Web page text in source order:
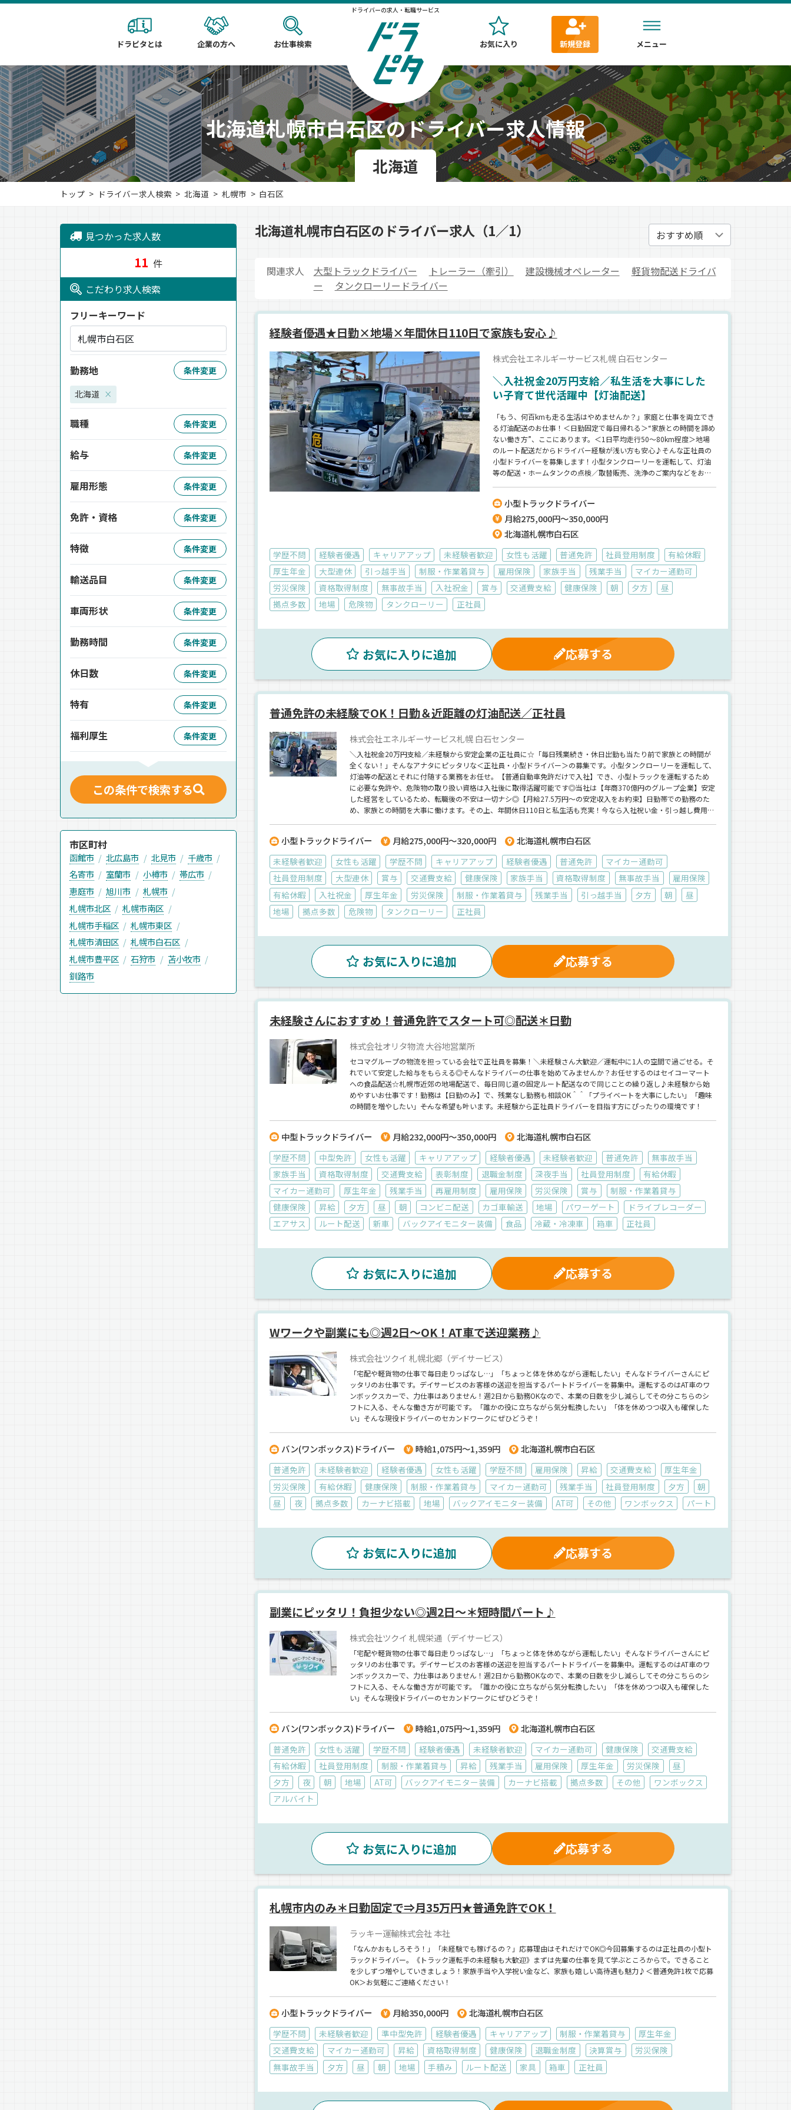
ドライバーの求人・転職サービス
ドラピタとは 企業の方へ お仕事検索 お気に入り 新規登録 メニュー
北海道札幌市白石区のドライバー求人情報
北海道
トップ ドライバー求人検索 北海道 札幌市 白石区
北海道札幌市白石区のドライバー求人（1／1）
関連求人 大型トラックドライバー トレーラー（牽引） 建設機械オペレーター
軽貨物配送ドライバ
ー
タンクローリードライバー
経験者優遇★日勤×地場×年間休日110日で家族も安心♪
株式会社エネルギーサービス札幌 白石センター
＼入社祝金20万円支給／私生活を大事にした
い子育て世代活躍中【灯油配送】
「もう、何百kmも走る生活はやめませんか？」家庭と仕事を両立でき
る灯油配送のお仕事！＜日勤固定で毎日帰れる＞“家族との時間を諦め
ない働き方”、ここにあります。＜1日平均走行50～80km程度＞地場
のルート配送だからドライバー経験が浅い方も安心♪そんな正社員の
小型ドライバーを募集します！小型タンクローリーを運転して、灯油
等の配送・ホームタンクの点検／取替販売、洗浄のご案内などをお任
か？当社は【年商370億円のグループ企業】安定した経営をしている
ため、転職後の不安は一切ナシで働けます◎普段の勤務時間も日勤帯
のため、家族との時間を大事に働けます。その上、年間休日110日と
休みも充実◎今なら入社祝い金・引っ越し費用も支給しているので、
転職を考えているなら、ぜひ一度お話してみましょう^^
小型トラックドライバー
月給275,000円～350,000円
北海道札幌市白石区
学歴不問 経験者優遇 キャリアアップ 未経験者歓迎 女性も活躍 普通免許 社員登用制度
有給休暇
厚生年金
大型連休 引っ越手当 制服・作業着貸与 雇用保険 家族手当 残業手当
マイカー通勤可
労災保険
資格取得制度 無事故手当 入社祝金 賞与 交通費支給 健康保険 朝 夕方
昼
拠点多数
地場 危険物 タンクローリー 正社員
お気に入りに追加 応募する
普通免許の未経験でOK！日勤＆近距離の灯油配送／正社員
株式会社エネルギーサービス札幌 白石センター
＼入社祝金20万円支給／未経験から安定企業の正社員に☆「毎日残業続き・休日出勤も当たり前で家族との時間が
全くない！」そんなアナタにピッタリな＜正社員・小型ドライバー＞の募集です。小型タンクローリーを運転して、
灯油等の配送とそれに付随する業務をお任せ。【普通自動車免許だけで入社】でき、小型トラックを運転するため
に必要な免許や、危険物の取り扱い資格は入社後に取得活躍可能です◎当社は【年商370億円のグループ企業】安定
した経営をしているため、転職後の不安は一切ナシ◎【月給27.5万円～の安定収入をお約束】日勤帯での勤務のた
め、家族との時間を大事に働けます。その上、年間休日110日と私生活も充実！今なら入社祝い金・引っ越し費用も
小型トラックドライバー 月給275,000円～320,000円 北海道札幌市白石区
未経験者歓迎 女性も活躍 学歴不問 キャリアアップ 経験者優遇 普通免許
マイカー通勤可
社員登用制度
大型連休 賞与 交通費支給 健康保険 家族手当 資格取得制度 無事故手当
雇用保険
有給休暇
入社祝金 厚生年金 労災保険 制服・作業着貸与 残業手当 引っ越手当 夕方 朝
昼
地場
拠点多数 危険物 タンクローリー 正社員
お気に入りに追加 応募する
未経験さんにおすすめ！普通免許でスタート可◎配送＊日勤
株式会社オリタ物流 大谷地営業所
セコマグループの物流を担っている会社で正社員を募集！＼未経験さん大歓迎／運転中に1人の空間で過ごせる。そ
れでいて安定した給与をもらえる◎そんなドライバーの仕事を始めてみませんか？お任せするのはセイコーマート
への食品配送☆札幌市近郊の地場配送で、毎日同じ道の固定ルート配送なので同じことの繰り返し♪未経験から始
めやすいお仕事です！勤務は【日勤のみ】で、残業なし勤務も相談OK＾＾「プライベートを大事にしたい」「趣味
の時間を増やしたい」――そんな希望も叶います。未経験から正社員ドライバーを目指す方にぴったりの環境です！
中型トラックドライバー 月給232,000円～350,000円 北海道札幌市白石区
学歴不問 中型免許 女性も活躍 キャリアアップ 経験者優遇 未経験者歓迎 普通免許
無事故手当
家族手当
資格取得制度 交通費支給 表彰制度 退職金制度 深夜手当 社員登用制度
有給休暇
マイカー通勤可
厚生年金 残業手当 再雇用制度 雇用保険 労災保険 賞与
制服・作業着貸与
健康保険
昇給 夕方 昼 朝 コンビニ配送 カゴ車輸送 地場 パワーゲート
ドライブレコーダー
エアサス
ルート配送 新車 バックアイモニター装備 食品 冷蔵・冷凍車 箱車 正社員
お気に入りに追加 応募する
Wワークや副業にも◎週2日～OK！AT車で送迎業務♪
株式会社ツクイ 札幌北郷（デイサービス）
「宅配や軽貨物の仕事で毎日走りっぱなし…」「ちょっと体を休めながら運転したい」そんなドライバーさんにピ
ッタリのお仕事です。デイサービスのお客様の送迎を担当するパートドライバーを募集中。運転するのはAT車のワ
ンボックスカーで、力仕事はありません！週2日から勤務OKなので、本業の日数を少し減らしてその分こちらのシ
フトに入る、そんな働き方が可能です。「誰かの役に立ちながら気分転換したい」「体を休めつつ収入も確保した
い」そんな現役ドライバーのセカンドワークにぜひどうぞ！
バン(ワンボックス)ドライバー 時給1,075円～1,359円 北海道札幌市白石区
普通免許 未経験者歓迎 経験者優遇 女性も活躍 学歴不問 雇用保険 昇給 交通費支給
厚生年金
労災保険
有給休暇 健康保険 制服・作業着貸与 マイカー通勤可 残業手当 社員登用制度 夕方
朝
昼
夜 拠点多数 カーナビ搭載 地場 バックアイモニター装備 AT可 その他 ワンボックス パート
お気に入りに追加 応募する
副業にピッタリ！負担少ない◎週2日～＊短時間パート♪
株式会社ツクイ 札幌栄通（デイサービス）
「宅配や軽貨物の仕事で毎日走りっぱなし…」「ちょっと体を休めながら運転したい」そんなドライバーさんにピ
ッタリのお仕事です。デイサービスのお客様の送迎を担当するパートドライバーを募集中。運転するのはAT車のワ
ンボックスカーで、力仕事はありません！週2日から勤務OKなので、本業の日数を少し減らしてその分こちらのシ
フトに入る、そんな働き方が可能です。「誰かの役に立ちながら気分転換したい」「体を休めつつ収入も確保した
い」そんな現役ドライバーのセカンドワークにぜひどうぞ！
バン(ワンボックス)ドライバー 時給1,075円～1,359円 北海道札幌市白石区
普通免許 女性も活躍 学歴不問 経験者優遇 未経験者歓迎 マイカー通勤可 健康保険
交通費支給
有給休暇
社員登用制度 制服・作業着貸与 昇給 残業手当 雇用保険 厚生年金 労災保険
昼
夕方
夜 朝 地場 AT可 バックアイモニター装備 カーナビ搭載 拠点多数 その他
ワンボックス
アルバイト
お気に入りに追加 応募する
札幌市内のみ＊日勤固定で⇒月35万円★普通免許でOK！
ラッキー運輸株式会社 本社
「なんかおもしろそう！」「未経験でも稼げるの？」応募理由はそれだけでOK◎今回募集するのは正社員の小型ト
ラックドライバー。《トラック運転手の未経験も大歓迎》まずは先輩の仕事を見て学ぶところからで。できること
を少しずつ増やしていきましょう！家族手当や入学祝い金など、家族も嬉しい高待遇も魅力♪＜普通免許1枚で応募
OK＞お気軽にご連絡ください！
小型トラックドライバー 月給350,000円 北海道札幌市白石区
学歴不問 未経験者歓迎 準中型免許 経験者優遇 キャリアアップ 制服・作業着貸与
厚生年金
交通費支給
マイカー通勤可 昇給 資格取得制度 健康保険 退職金制度 決算賞与
労災保険
無事故手当
夕方 昼 朝 地場 手積み ルート配送 家具 箱車 正社員
見つかった求人数
11 件
こだわり求人検索
フリーキーワード
勤務地 条件変更
北海道 ×
職種 条件変更
給与 条件変更
雇用形態 条件変更
免許・資格 条件変更
特徴 条件変更
輸送品目 条件変更
車両形状 条件変更
勤務時間 条件変更
休日数 条件変更
特有 条件変更
福利厚生 条件変更
この条件で検索する
市区町村
函館市 北広島市 北見市
千歳市
名寄市
室蘭市 小樽市
帯広市
恵庭市
旭川市
札幌市
札幌市北区
札幌市南区
札幌市手稲区
札幌市東区
札幌市清田区
札幌市白石区
札幌市豊平区
石狩市
苫小牧市
釧路市